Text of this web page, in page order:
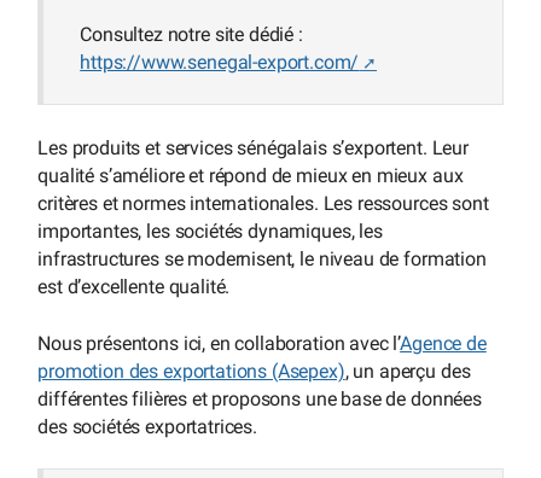
Consultez notre site dédié :
https://www.senegal-export.com/
Les produits et services sénégalais s’exportent. Leur
qualité s’améliore et répond de mieux en mieux aux
critères et normes internationales. Les ressources sont
importantes, les sociétés dynamiques, les
infrastructures se modernisent, le niveau de formation
est d’excellente qualité.
Nous présentons ici, en collaboration avec l’Agence de
promotion des exportations (Asepex), un aperçu des
différentes filières et proposons une base de données
des sociétés exportatrices.